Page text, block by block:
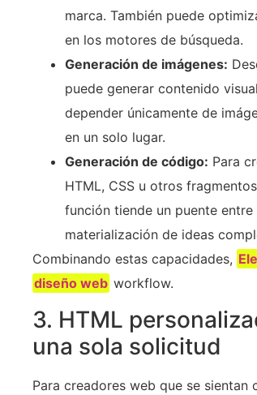
marca. También puede
en los motores de búsqueda.
Generación de imágenes:
puede generar contenido
depender únicamente de
en un solo lugar.
Generación de código: Para
HTML, CSS u otros
función tiende un puente
materialización de ideas
Combinando estas capacidades,
diseño web workflow.
3. HTML
una sola solicitud
Para creadores web que se